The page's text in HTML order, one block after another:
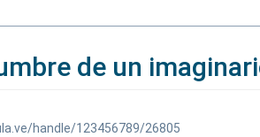
de un
handle/123456789/26805